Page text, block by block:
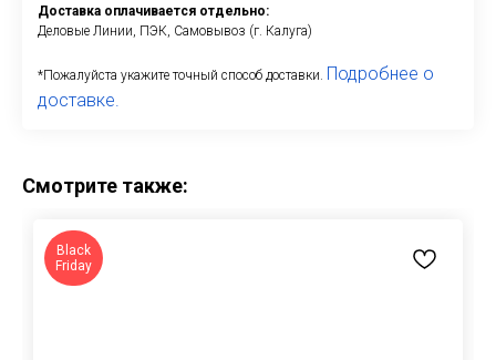
Доставка оплачивается отдельно:
Деловые Линии, ПЭК, Самовывоз (г. Калуга)
*Пожалуйста укажите точный способ доставки. Подробнее о
доставке.
Смотрите также:
Black
Friday